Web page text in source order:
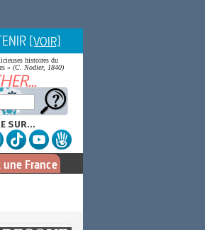
[VOIR]
histoires du
» (C. Nodier, 1840)
SUR...
France